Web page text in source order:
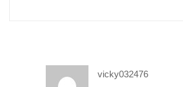
vicky032476